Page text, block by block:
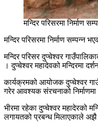
मन्दिर परिसरमा
मन्दिर परिसरमा निर्माण
मन्दिर परिसर दुप्चेश्वर
। दुप्चेश्वर महादेवको मन्दिरमा
कार्यक्रमको आयोजक दुप्चेश्वर
गरेर आवश्यक संरचनाको निर्माणमा
भीरमा रहेका दुप्चेश्वर महादेरको
लगायतको प्रबन्ध मिलाएकाले अझै